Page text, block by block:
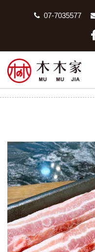
07-7035577
嚴選韓式烤豬五花